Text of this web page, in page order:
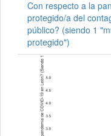
Con respecto a la
protegido/a del
público? (siendo 1
protegido")